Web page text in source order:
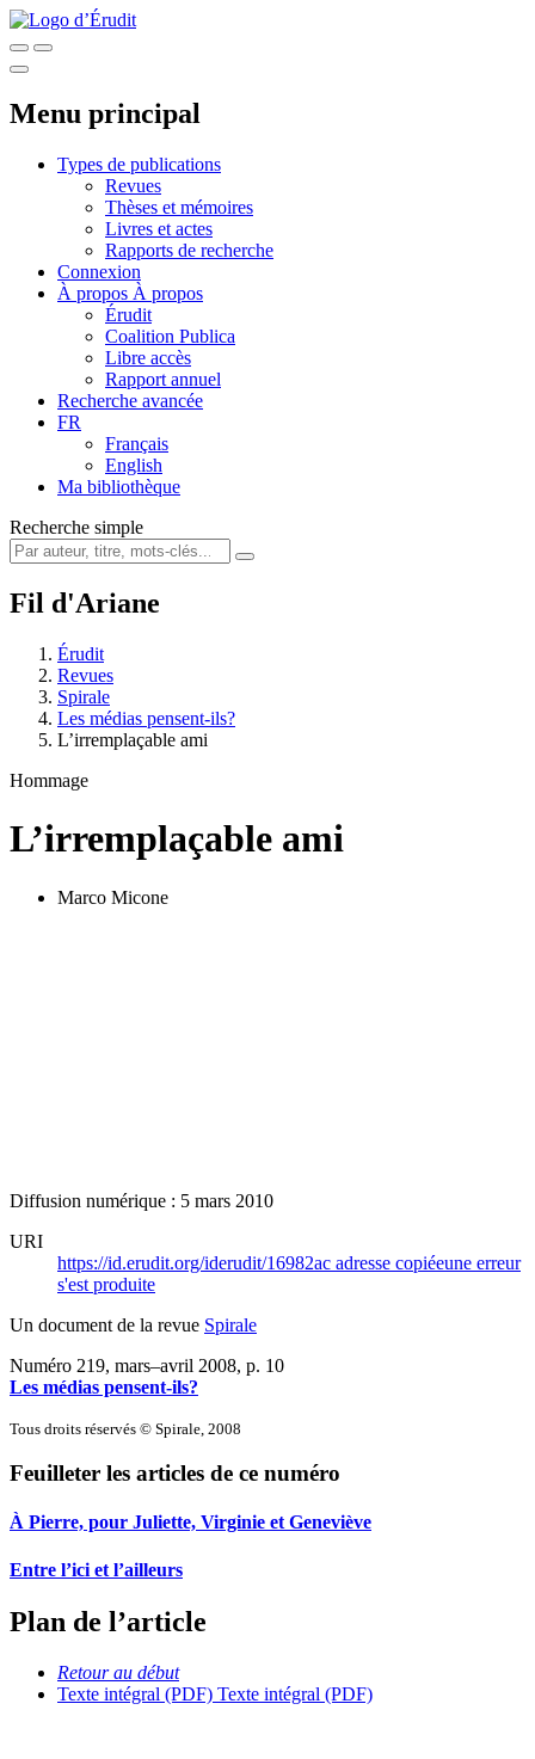
Menu principal
Types de publications
Revues
Thèses et mémoires
Livres et actes
Rapports de recherche
Connexion
À propos À propos
Érudit
Coalition Publica
Libre accès
Rapport annuel
Recherche avancée
FR
Français
English
Ma bibliothèque
Recherche simple
Fil d'Ariane
Érudit
Revues
Spirale
Les médias pensent-ils?
L’irremplaçable ami
Hommage
L’irremplaçable ami
Marco Micone
Diffusion numérique : 5 mars 2010
URI
https://id.erudit.org/iderudit/16982ac adresse copiéeune erreur
s'est produite
Un document de la revue Spirale
Numéro 219, mars–avril 2008, p. 10
Les médias pensent-ils?
Tous droits réservés © Spirale, 2008
Feuilleter les articles de ce numéro
À Pierre, pour Juliette, Virginie et Geneviève
Entre l’ici et l’ailleurs
Plan de l’article
Retour au début
Texte intégral (PDF) Texte intégral (PDF)